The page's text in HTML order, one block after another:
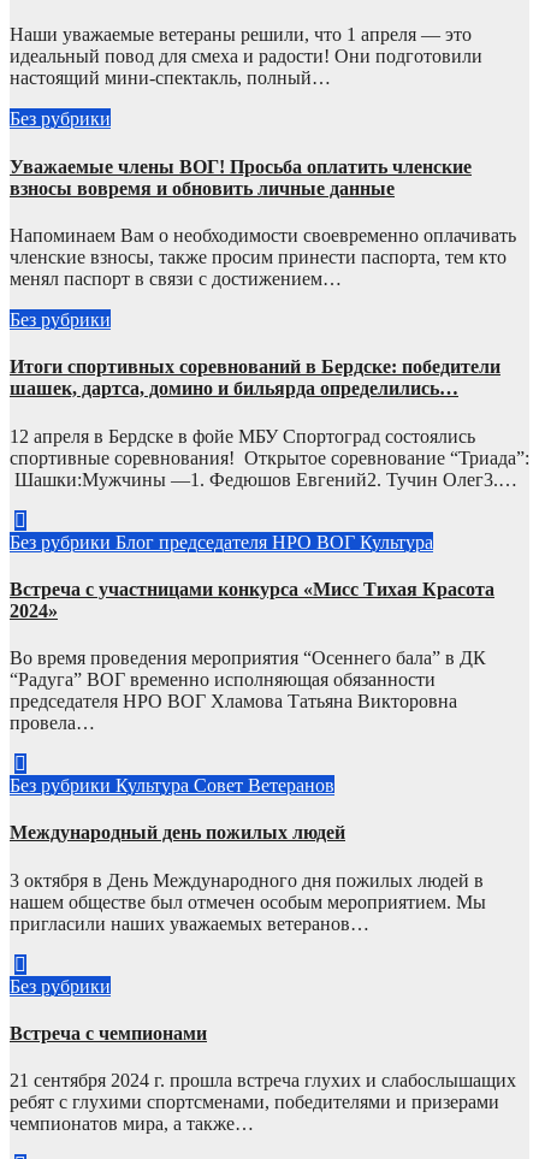
Наши уважаемые ветераны решили, что 1 апреля — это
идеальный повод для смеха и радости! Они подготовили
настоящий мини-спектакль, полный…
Без рубрики
Уважаемые члены ВОГ! Просьба оплатить членские
взносы вовремя и обновить личные данные
Напоминаем Вам о необходимости своевременно оплачивать
членские взносы, также просим принести паспорта, тем кто
менял паспорт в связи с достижением…
Без рубрики
Итоги спортивных соревнований в Бердске: победители
шашек, дартса, домино и бильярда определились…
12 апреля в Бердске в фойе МБУ Спортоград состоялись
спортивные соревнования! Открытое соревнование “Триада”:
Шашки:Мужчины —1. Федюшов Евгений2. Тучин Олег3.…
Без рубрики Блог председателя НРО ВОГ Культура
Встреча с участницами конкурса «Мисс Тихая Красота
2024»
Во время проведения мероприятия “Осеннего бала” в ДК
“Радуга” ВОГ временно исполняющая обязанности
председателя НРО ВОГ Хламова Татьяна Викторовна
провела…
Без рубрики Культура Совет Ветеранов
Международный день пожилых людей
3 октября в День Международного дня пожилых людей в
нашем обществе был отмечен особым мероприятием. Мы
пригласили наших уважаемых ветеранов…
Без рубрики
Встреча с чемпионами
21 сентября 2024 г. прошла встреча глухих и слабослышащих
ребят с глухими спортсменами, победителями и призерами
чемпионатов мира, а также…